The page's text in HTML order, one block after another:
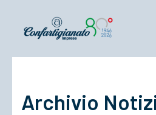
Confartigianato
Archivio